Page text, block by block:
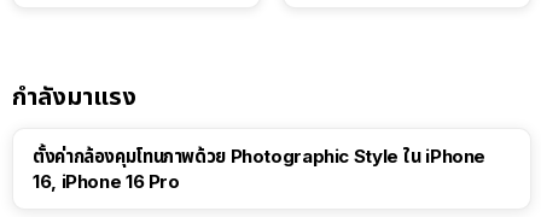
กำลังมาแรง
ตั้งค่ากล้องคุมโทนภาพด้วย Photographic Style ใน iPhone
16, iPhone 16 Pro